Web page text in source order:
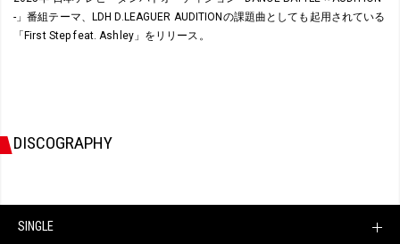
-」番組テーマ、LDH D.LEAGUER AUDITIONの課題曲としても起用されている
「First Step feat. Ashley」をリリース。
DISCOGRAPHY
SINGLE